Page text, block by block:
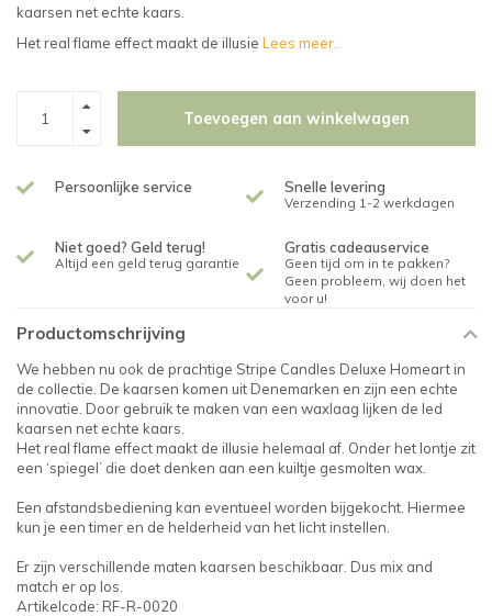
kaarsen net echte kaars.
Het real flame effect maakt de illusie Lees meer..
Toevoegen aan winkelwagen
Persoonlijke service Snelle levering
Verzending 1-2 werkdagen
Niet goed? Geld terug!
Altijd een geld terug garantie
Gratis cadeauservice
Geen tijd om in te pakken?
Geen probleem, wij doen het
voor u!
Productomschrijving
We hebben nu ook de prachtige Stripe Candles Deluxe Homeart in
de collectie. De kaarsen komen uit Denemarken en zijn een echte
innovatie. Door gebruik te maken van een waxlaag lijken de led
kaarsen net echte kaars.
Het real flame effect maakt de illusie helemaal af. Onder het lontje zit
een ‘spiegel’ die doet denken aan een kuiltje gesmolten wax.
Een afstandsbediening kan eventueel worden bijgekocht. Hiermee
kun je een timer en de helderheid van het licht instellen.
Er zijn verschillende maten kaarsen beschikbaar. Dus mix and
match er op los.
Artikelcode: RF-R-0020